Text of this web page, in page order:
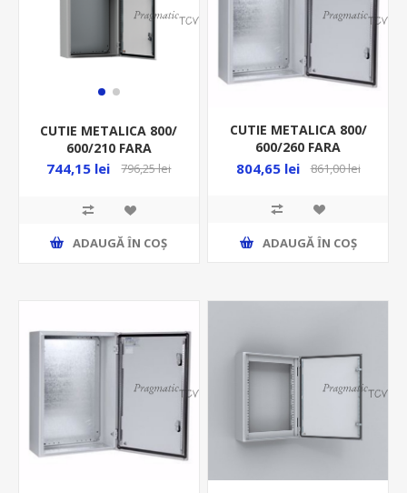
CUTIE METALICA 800/
600/210 FARA
CONTRAPANOU IP66
744,15 lei 796,25 lei
ADAUGĂ ȊN COŞ
CUTIE METALICA 800/
600/260 FARA
CONTRAPANOU IP66
804,65 lei 861,00 lei
ADAUGĂ ȊN COŞ